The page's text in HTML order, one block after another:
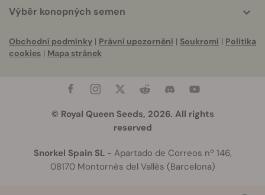
Výběr konopných semen
Obchodní podmínky | Právní upozornění | Soukromí | Politika
cookies | Mapa stránek
© Royal Queen Seeds, 2026. All rights
reserved
Snorkel Spain SL- Apartado de Correos nº 146,
08170 Montornès del Vallès (Barcelona)